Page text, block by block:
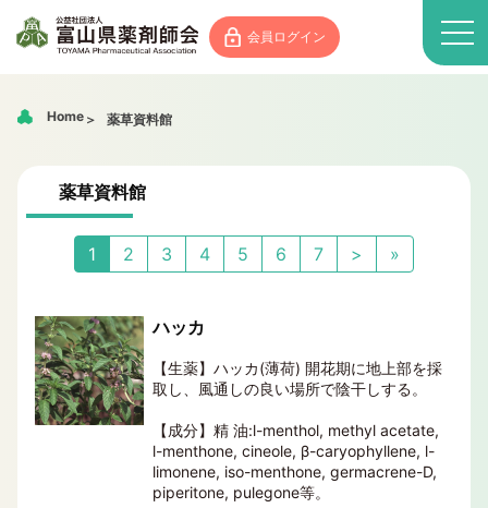
会員ログイン
Home 薬草資料館
薬草資料館
1 2 3 4 5 6 7 > »
ハッカ
【生薬】ハッカ(薄荷) 開花期に地上部を採
取し、風通しの良い場所で陰干しする。
【成分】精 油:l-menthol, methyl acetate,
l-menthone, cineole, β-caryophyllene, l-
limonene, iso-menthone, germacrene-D,
piperitone, pulegone等。